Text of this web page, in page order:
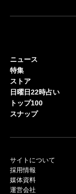
ニュース
特集
ストア
日曜日22時占い
トップ100
スナップ
サイトについて
採用情報
媒体資料
運営会社